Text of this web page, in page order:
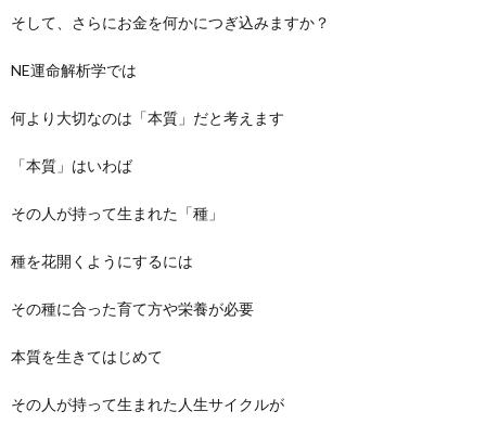
そして、さらにお金を何かにつぎ込みますか？
NE運命解析学では
何より大切なのは「本質」だと考えます
「本質」はいわば
その人が持って生まれた「種」
種を花開くようにするには
その種に合った育て方や栄養が必要
本質を生きてはじめて
その人が持って生まれた人生サイクルが